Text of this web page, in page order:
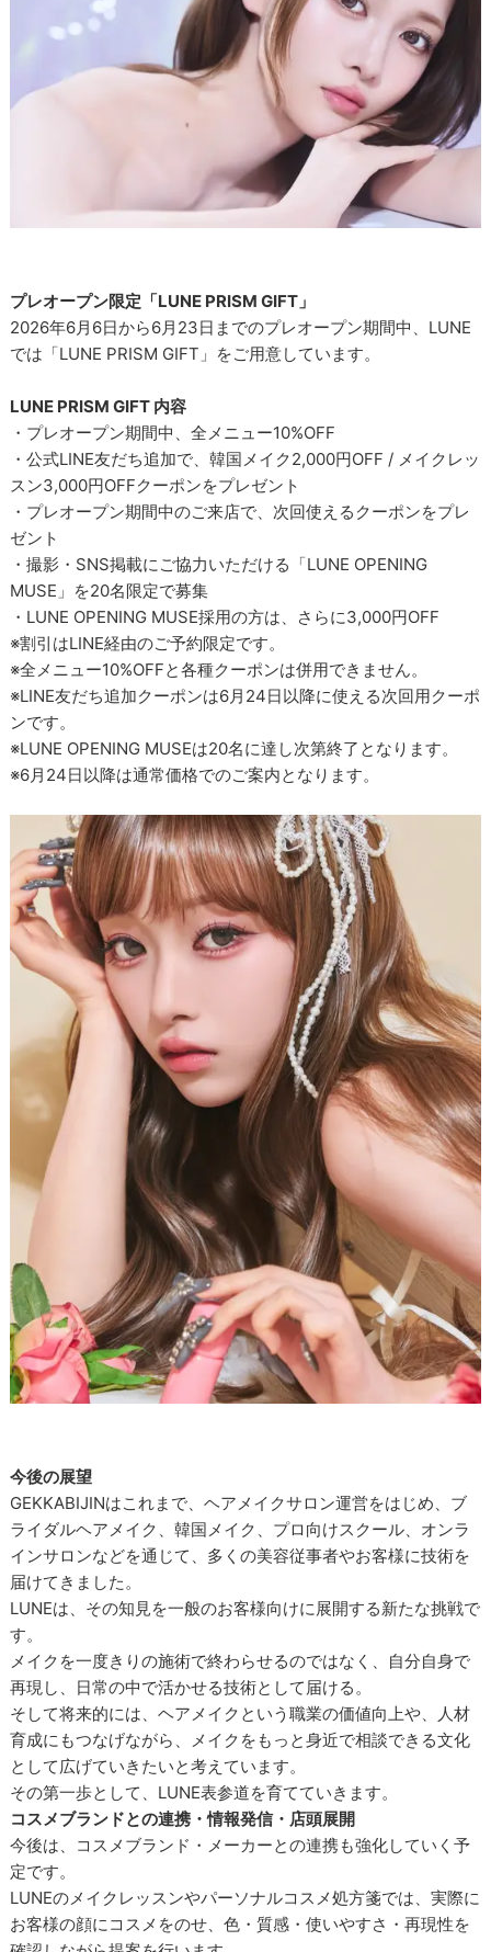
プレオープン限定「LUNE PRISM GIFT」
2026年6月6日から6月23日までのプレオープン期間中、LUNE
では「LUNE PRISM GIFT」をご用意しています。
LUNE PRISM GIFT 内容
・プレオープン期間中、全メニュー10%OFF
・公式LINE友だち追加で、韓国メイク2,000円OFF / メイクレッ
スン3,000円OFFクーポンをプレゼント
・プレオープン期間中のご来店で、次回使えるクーポンをプレ
ゼント
・撮影・SNS掲載にご協力いただける「LUNE OPENING
MUSE」を20名限定で募集
・LUNE OPENING MUSE採用の方は、さらに3,000円OFF
※割引はLINE経由のご予約限定です。
※全メニュー10%OFFと各種クーポンは併用できません。
※LINE友だち追加クーポンは6月24日以降に使える次回用クーポ
ンです。
※LUNE OPENING MUSEは20名に達し次第終了となります。
※6月24日以降は通常価格でのご案内となります。
今後の展望
GEKKABIJINはこれまで、ヘアメイクサロン運営をはじめ、ブ
ライダルヘアメイク、韓国メイク、プロ向けスクール、オンラ
インサロンなどを通じて、多くの美容従事者やお客様に技術を
届けてきました。
LUNEは、その知見を一般のお客様向けに展開する新たな挑戦で
す。
メイクを一度きりの施術で終わらせるのではなく、自分自身で
再現し、日常の中で活かせる技術として届ける。
そして将来的には、ヘアメイクという職業の価値向上や、人材
育成にもつなげながら、メイクをもっと身近で相談できる文化
として広げていきたいと考えています。
その第一歩として、LUNE表参道を育てていきます。
コスメブランドとの連携・情報発信・店頭展開
今後は、コスメブランド・メーカーとの連携も強化していく予
定です。
LUNEのメイクレッスンやパーソナルコスメ処方箋では、実際に
お客様の顔にコスメをのせ、色・質感・使いやすさ・再現性を